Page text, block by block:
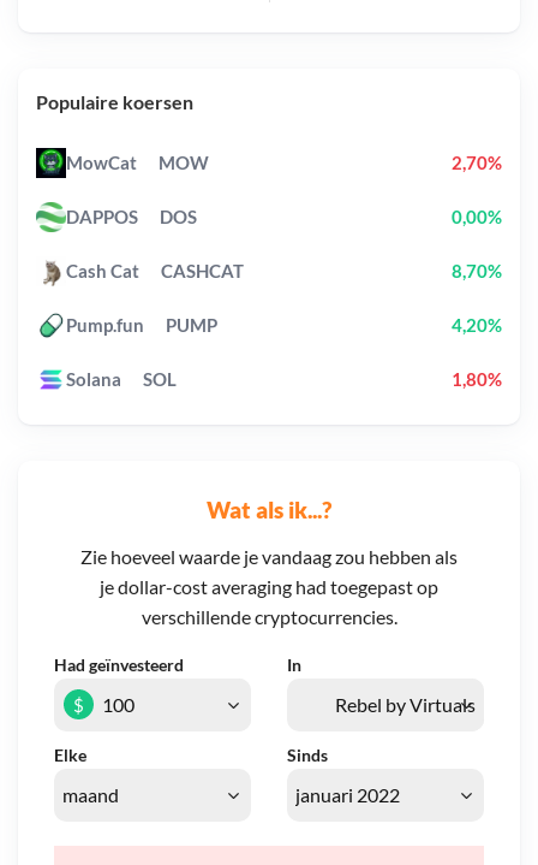
Wat als ik...?
Zie hoeveel waarde je vandaag zou hebben als
je dollar-cost averaging had toegepast op
verschillende cryptocurrencies.
Had geïnvesteerd In
Elke Sinds
$
Populaire koersen
MowCat MOW 2,70%
DAPPOS DOS 0,00%
Cash Cat CASHCAT 8,70%
Pump.fun PUMP 4,20%
Solana SOL 1,80%